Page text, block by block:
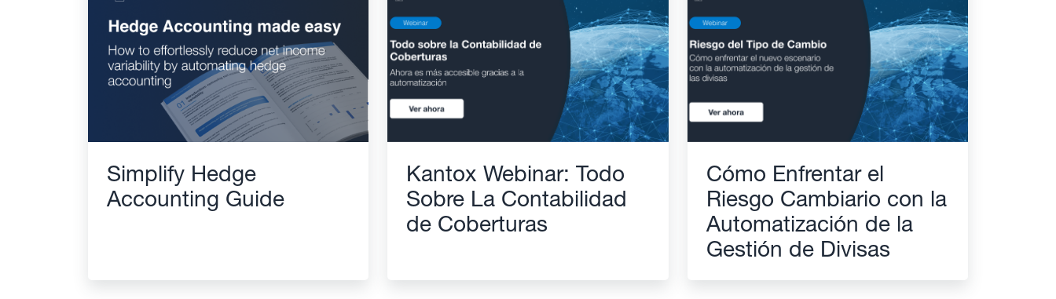
Simplify Hedge
Accounting Guide
Kantox Webinar: Todo
Sobre La Contabilidad
de Coberturas
Cómo Enfrentar el
Riesgo Cambiario con la
Automatización de la
Gestión de Divisas